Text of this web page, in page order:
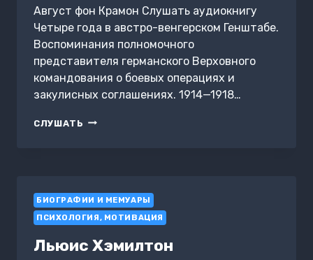
Август фон Крамон Слушать аудиокнигу
Четыре года в австро-венгерском Генштабе.
Воспоминания полномочного
представителя германского Верховного
командования о боевых операциях и
закулисных соглашениях. 1914—1918…
СЛУШАТЬ ЧЕТЫРЕ
ВОСПОМИНАНИЯ
ПОЛНОМОЧНОГО
ПРЕДСТАВИТЕЛЯ
ГЕРМАНСКОГО
ВЕРХОВНОГО
БИОГРАФИИ И МЕМУАРЫ
ПСИХОЛОГИЯ, МОТИВАЦИЯ
Льюис Хэмилтон